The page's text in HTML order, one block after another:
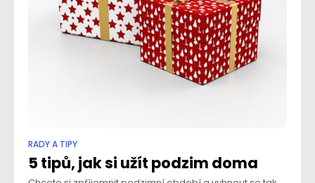
RADY A TIPY
5 tipů, jak si užít podzim doma